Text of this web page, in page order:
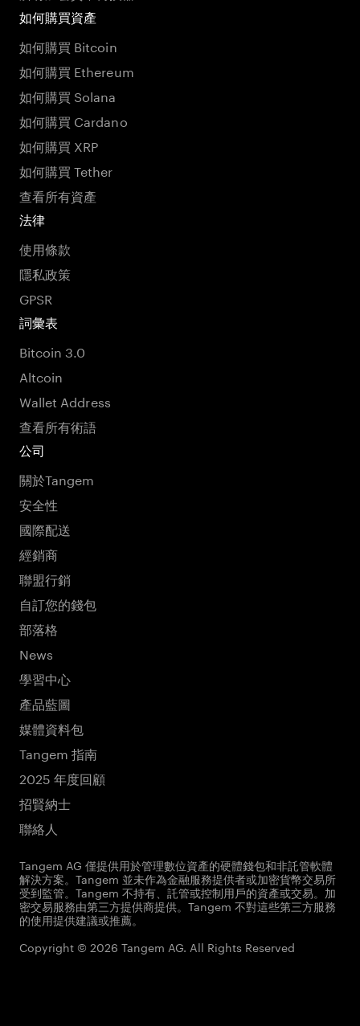
如何購買資產
如何購買 Bitcoin
如何購買 Ethereum
如何購買 Solana
如何購買 Cardano
如何購買 XRP
如何購買 Tether
查看所有資產
法律
使用條款
隱私政策
GPSR
詞彙表
Bitcoin 3.0
Altcoin
Wallet Address
查看所有術語
公司
關於Tangem
安全性
國際配送
經銷商
聯盟行銷
自訂您的錢包
部落格
News
學習中心
產品藍圖
媒體資料包
Tangem 指南
2025 年度回顧
招賢納士
聯絡人
Tangem AG 僅提供用於管理數位資產的硬體錢包和非託管軟體
解決方案。Tangem 並未作為金融服務提供者或加密貨幣交易所
受到監管。Tangem 不持有、託管或控制用戶的資產或交易。加
密交易服務由第三方提供商提供。Tangem 不對這些第三方服務
的使用提供建議或推薦。